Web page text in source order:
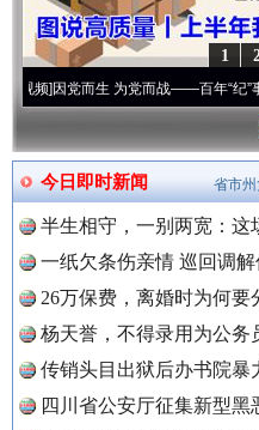
1
生 为党而战——百年“纪”事⑧加强纪律
今日即时新闻
半生相守，一别两宽：这
一纸欠条伤亲情 巡回调解
26万保费，离婚时为何要
杨天誉，不得录用为公务
传销头目出狱后办书院暴
四川省公安厅征集新型黑
省市
世界屋脊 天路
红船起航处 潮起